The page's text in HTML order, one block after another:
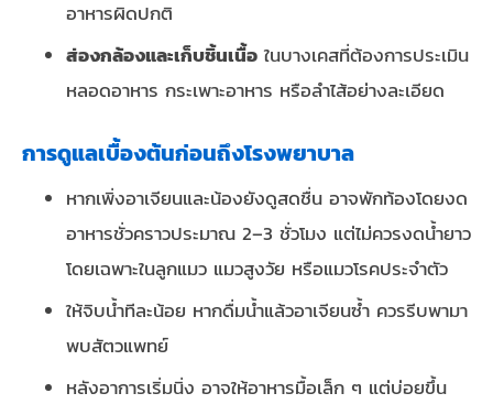
อาหารผิดปกติ
ส่องกล้องและเก็บชิ้นเนื้อ ในบางเคสที่ต้องการประเมิน
หลอดอาหาร กระเพาะอาหาร หรือลำไส้อย่างละเอียด
การดูแลเบื้องต้นก่อนถึงโรงพยาบาล
หากเพิ่งอาเจียนและน้องยังดูสดชื่น อาจพักท้องโดยงด
อาหารชั่วคราวประมาณ 2–3 ชั่วโมง แต่ไม่ควรงดน้ำยาว
โดยเฉพาะในลูกแมว แมวสูงวัย หรือแมวโรคประจำตัว
ให้จิบน้ำทีละน้อย หากดื่มน้ำแล้วอาเจียนซ้ำ ควรรีบพามา
พบสัตวแพทย์
หลังอาการเริ่มนิ่ง อาจให้อาหารมื้อเล็ก ๆ แต่บ่อยขึ้น